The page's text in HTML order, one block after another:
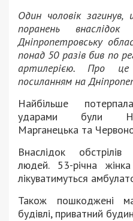
Один чоловік
поранень
Дніпропетровську
понад 50 разів бив по
артилерією. Про
посиланням на
Найбільше
ударами були
Марганецька та
Внаслідок
людей. 53-річна
лікуватимуться
Також пошкоджені
будівлі, приватний